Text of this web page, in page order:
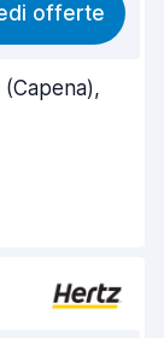
8,2
8,7
8,9
offerte